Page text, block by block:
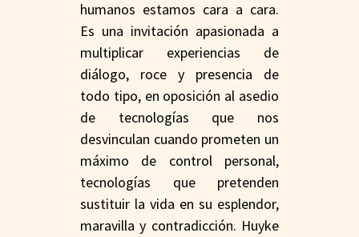
humanos estamos cara a cara.
Es una invitación apasionada a
multiplicar experiencias de
diálogo, roce y presencia de
todo tipo, en oposición al asedio
de tecnologías que nos
desvinculan cuando prometen un
máximo de control personal,
tecnologías que pretenden
sustituir la vida en su esplendor,
maravilla y contradicción. Huyke